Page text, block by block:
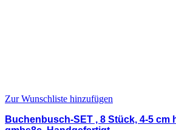
Zur Wunschliste hinzufügen
Buchenbusch-SET , 8 Stück, 4-5 cm